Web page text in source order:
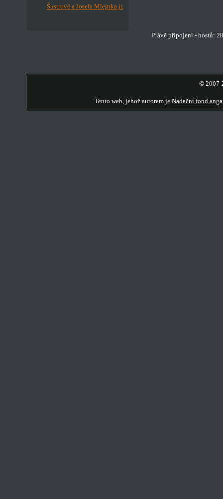
Šustrové a Josefa Mlejnka jr.
Právě připojeni - hostů:
© 2007-
Tento web, jehož autorem je Nadační fond